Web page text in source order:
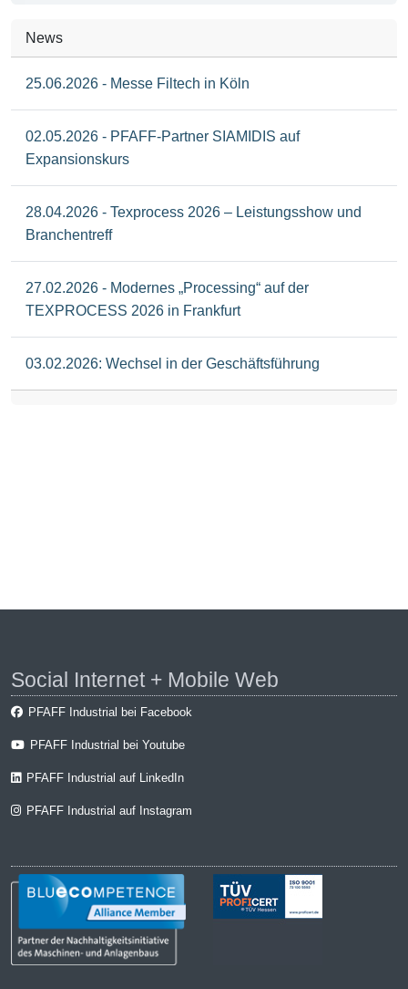
News
25.06.2026 - Messe Filtech in Köln
02.05.2026 - PFAFF-Partner SIAMIDIS auf
Expansionskurs
28.04.2026 - Texprocess 2026 – Leistungsshow und
Branchentreff
27.02.2026 - Modernes „Processing“ auf der
TEXPROCESS 2026 in Frankfurt
03.02.2026: Wechsel in der Geschäftsführung
Social Internet + Mobile Web
PFAFF Industrial bei Facebook
PFAFF Industrial bei Youtube
PFAFF Industrial auf LinkedIn
PFAFF Industrial auf Instagram